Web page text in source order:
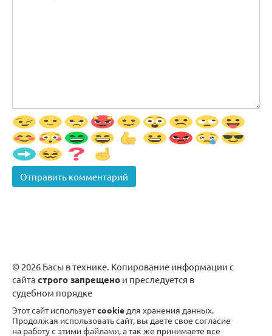
© 2026 Басы в технике. Копирование информации с
сайта строго запрещено и преследуется в
судебном порядке
Этот сайт используетcookie для хранения данных.
Продолжая использовать сайт, вы даете свое согласие
на работу с этими файлами, а так же принимаете все